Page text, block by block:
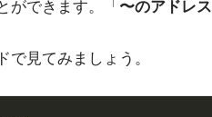
ができます。「 〜のアドレス
で見てみましょう。